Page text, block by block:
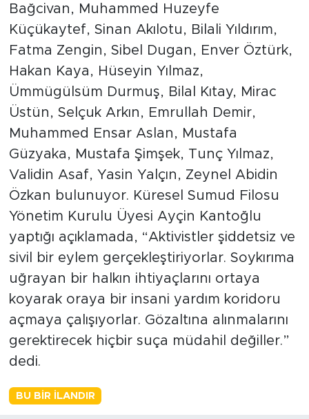
Bağcivan, Muhammed Huzeyfe
Küçükaytef, Sinan Akılotu, Bilali Yıldırım,
Fatma Zengin, Sibel Dugan, Enver Öztürk,
Hakan Kaya, Hüseyin Yılmaz,
Ümmügülsüm Durmuş, Bilal Kıtay, Mirac
Üstün, Selçuk Arkın, Emrullah Demir,
Muhammed Ensar Aslan, Mustafa
Güzyaka, Mustafa Şimşek, Tunç Yılmaz,
Validin Asaf, Yasin Yalçın, Zeynel Abidin
Özkan bulunuyor. Küresel Sumud Filosu
Yönetim Kurulu Üyesi Ayçin Kantoğlu
yaptığı açıklamada, “Aktivistler şiddetsiz ve
sivil bir eylem gerçekleştiriyorlar. Soykırıma
uğrayan bir halkın ihtiyaçlarını ortaya
koyarak oraya bir insani yardım koridoru
açmaya çalışıyorlar. Gözaltına alınmalarını
gerektirecek hiçbir suça müdahil değiller.”
dedi.
BU BIR İLANDIR